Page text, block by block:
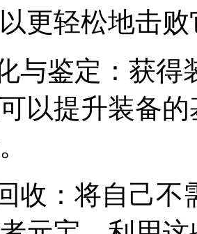
更轻松地击败
与鉴定：获得
以提升装备
收：将自己不